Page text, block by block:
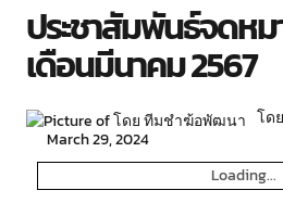
ประชาสัมพันธ์จดหม
เดือนมีนาคม 2567
โด
March 29, 2024
Loading...